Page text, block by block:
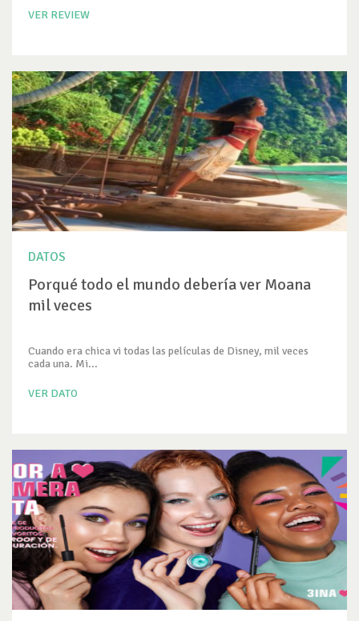
VER REVIEW
DATOS
Porqué todo el mundo debería ver Moana
mil veces
Cuando era chica vi todas las películas de Disney, mil veces
cada una. Mi...
VER DATO